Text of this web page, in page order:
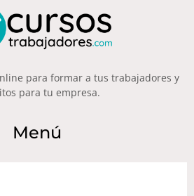
para formar a tus trabajadores y
para tu empresa.
Menú